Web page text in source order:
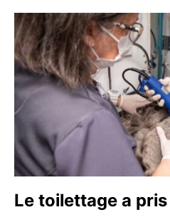
Le toilettage a